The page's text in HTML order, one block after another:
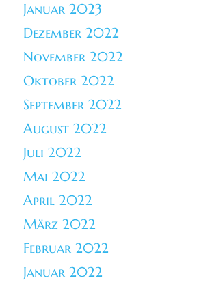
Januar 2023
Dezember 2022
November 2022
Oktober 2022
September 2022
August 2022
Juli 2022
Mai 2022
April 2022
März 2022
Februar 2022
Januar 2022